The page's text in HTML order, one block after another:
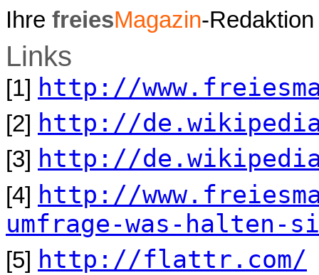
Ihre freiesMagazin-Redaktion
Links
[1] http://
[2] http://
[3] http://
[4] http://
umfrage-was-
[5] http://flattr.com/